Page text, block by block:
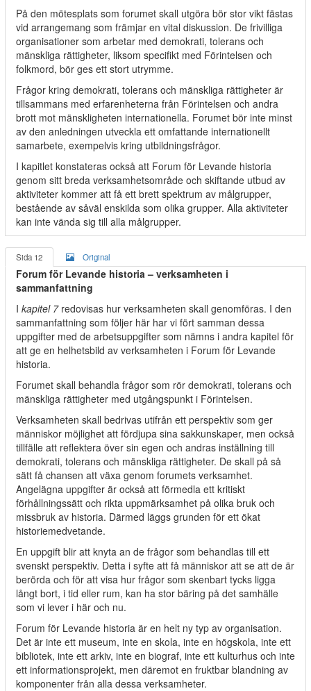
På den mötesplats som forumet skall utgöra bör stor vikt fästas
vid arrangemang som främjar en vital diskussion. De frivilliga
organisationer som arbetar med demokrati, tolerans och
mänskliga rättigheter, liksom specifikt med Förintelsen och
folkmord, bör ges ett stort utrymme.
Frågor kring demokrati, tolerans och mänskliga rättigheter är
tillsammans med erfarenheterna från Förintelsen och andra
brott mot mänskligheten internationella. Forumet bör inte minst
av den anledningen utveckla ett omfattande internationellt
samarbete, exempelvis kring utbildningsfrågor.
I kapitlet konstateras också att Forum för Levande historia
genom sitt breda verksamhetsområde och skiftande utbud av
aktiviteter kommer att få ett brett spektrum av målgrupper,
bestående av såväl enskilda som olika grupper. Alla aktiviteter
kan inte vända sig till alla målgrupper.
Sida 12 Original
Forum för Levande historia – verksamheten i
sammanfattning
I kapitel 7redovisas hur verksamheten skall genomföras. I den
sammanfattning som följer här har vi fört samman dessa
uppgifter med de arbetsuppgifter som nämns i andra kapitel för
att ge en helhetsbild av verksamheten i Forum för Levande
historia.
Forumet skall behandla frågor som rör demokrati, tolerans och
mänskliga rättigheter med utgångspunkt i Förintelsen.
Verksamheten skall bedrivas utifrån ett perspektiv som ger
människor möjlighet att fördjupa sina sakkunskaper, men också
tillfälle att reflektera över sin egen och andras inställning till
demokrati, tolerans och mänskliga rättigheter. De skall på så
sätt få chansen att växa genom forumets verksamhet.
Angelägna uppgifter är också att förmedla ett kritiskt
förhållningssätt och rikta uppmärksamhet på olika bruk och
missbruk av historia. Därmed läggs grunden för ett ökat
historiemedvetande.
En uppgift blir att knyta an de frågor som behandlas till ett
svenskt perspektiv. Detta i syfte att få människor att se att de är
berörda och för att visa hur frågor som skenbart tycks ligga
långt bort, i tid eller rum, kan ha stor bäring på det samhälle
som vi lever i här och nu.
Forum för Levande historia är en helt ny typ av organisation.
Det är inte ett museum, inte en skola, inte en högskola, inte ett
bibliotek, inte ett arkiv, inte en biograf, inte ett kulturhus och inte
ett informationsprojekt, men däremot en fruktbar blandning av
komponenter från alla dessa verksamheter.